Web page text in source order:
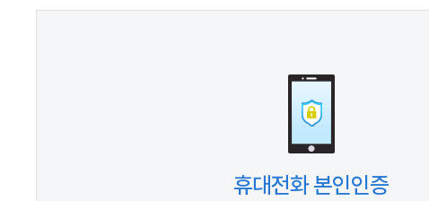
휴대전화 본인인증